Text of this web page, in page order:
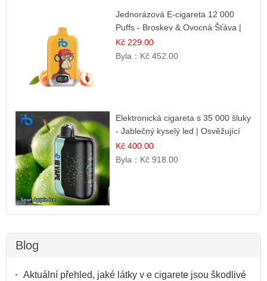
Jednorázová E-cigareta 12 000
Puffs - Broskev & Ovocná Šťáva |
Osvěžující ovocná směs
Kč 229.00
Byla： Kč 452.00
Elektronická cigareta s 35 000 šluky
- Jablečný kyselý led | Osvěžující
kyselá jablka
Kč 400.00
Byla： Kč 918.00
Blog
Aktuální přehled, jaké látky v e cigarete jsou škodlivé